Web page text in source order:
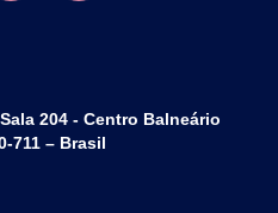
204 - Centro Balneário
711 – Brasil